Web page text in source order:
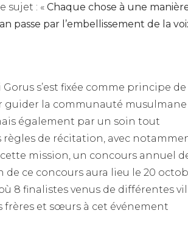
sujet : « Chaque chose à une
passe par l’embellissement de la
s’est fixée comme principe de
guider la communauté musulmane
également par un soin tout
règles de récitation, avec
mission, un concours annuel
ce concours aura lieu le 20
8 finalistes venus de différentes
frères et sœurs à cet événement